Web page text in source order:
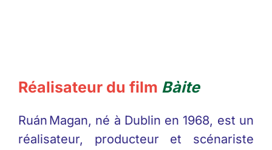
Réalisateur du film Bàite
Ruán Magan, né à Dublin en 1968, est un
réalisateur, producteur et scénariste